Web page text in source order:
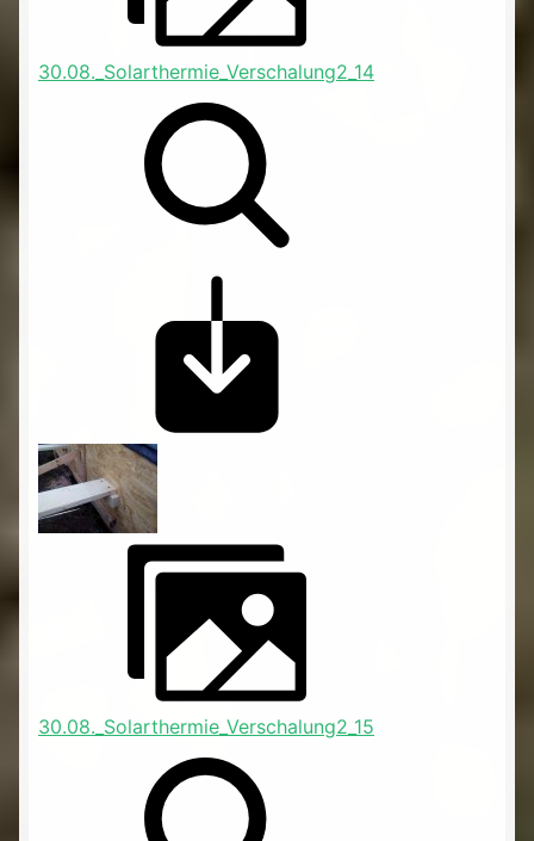
30.08._Solarthermie_Verschalung2_14
30.08._Solarthermie_Verschalung2_15